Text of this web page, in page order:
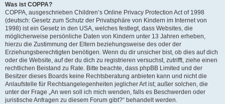
Was ist COPPA?
COPPA, ausgeschrieben Children’s Online Privacy Protection Act of 1998
(deutsch: Gesetz zum Schutz der Privatsphäre von Kindern im Internet von
1998) ist ein Gesetz in den USA, welches festlegt, dass Websites, die
möglicherweise persönliche Daten von Kindern unter 13 Jahren erheben,
hierzu die Zustimmung der Eltern beziehungsweise des oder der
Erziehungsberechtigten benötigen. Wenn du dir unsicher bist, ob dies auf dich
oder die Website, auf der du dich zu registrieren versuchst, zutrifft, ziehe einen
rechtlichen Beistand zu Rate. Bitte beachte, dass phpBB Limited und der
Besitzer dieses Boards keine Rechtsberatung anbieten kann und nicht die
Anlaufstelle für Rechtsangelegenheiten jeglicher Art ist; außer solchen, die
unter der Frage „An wen soll ich mich wenden, falls es Beschwerden oder
juristische Anfragen zu diesem Forum gibt?“ behandelt werden.